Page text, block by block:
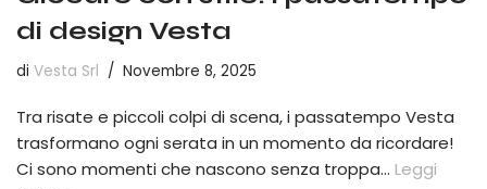
di design Vesta
di Vesta Srl Novembre 8, 2025
Tra risate e piccoli colpi di scena, i passatempo Vesta
trasformano ogni serata in un momento da ricordare!
Ci sono momenti che nascono senza troppa… Leggi